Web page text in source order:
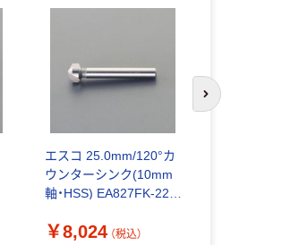
エスコ 25.0mm/120°カ
ウンターシンク(10mm
軸・HSS) EA827FK-225
￥8,024 （税込）
次のスライド